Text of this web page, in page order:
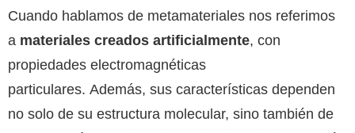
Cuando hablamos de metamateriales nos referimos
a materiales creados artificialmente, con
propiedades electromagnéticas
particulares. Además, sus características dependen
no solo de su estructura molecular, sino también de